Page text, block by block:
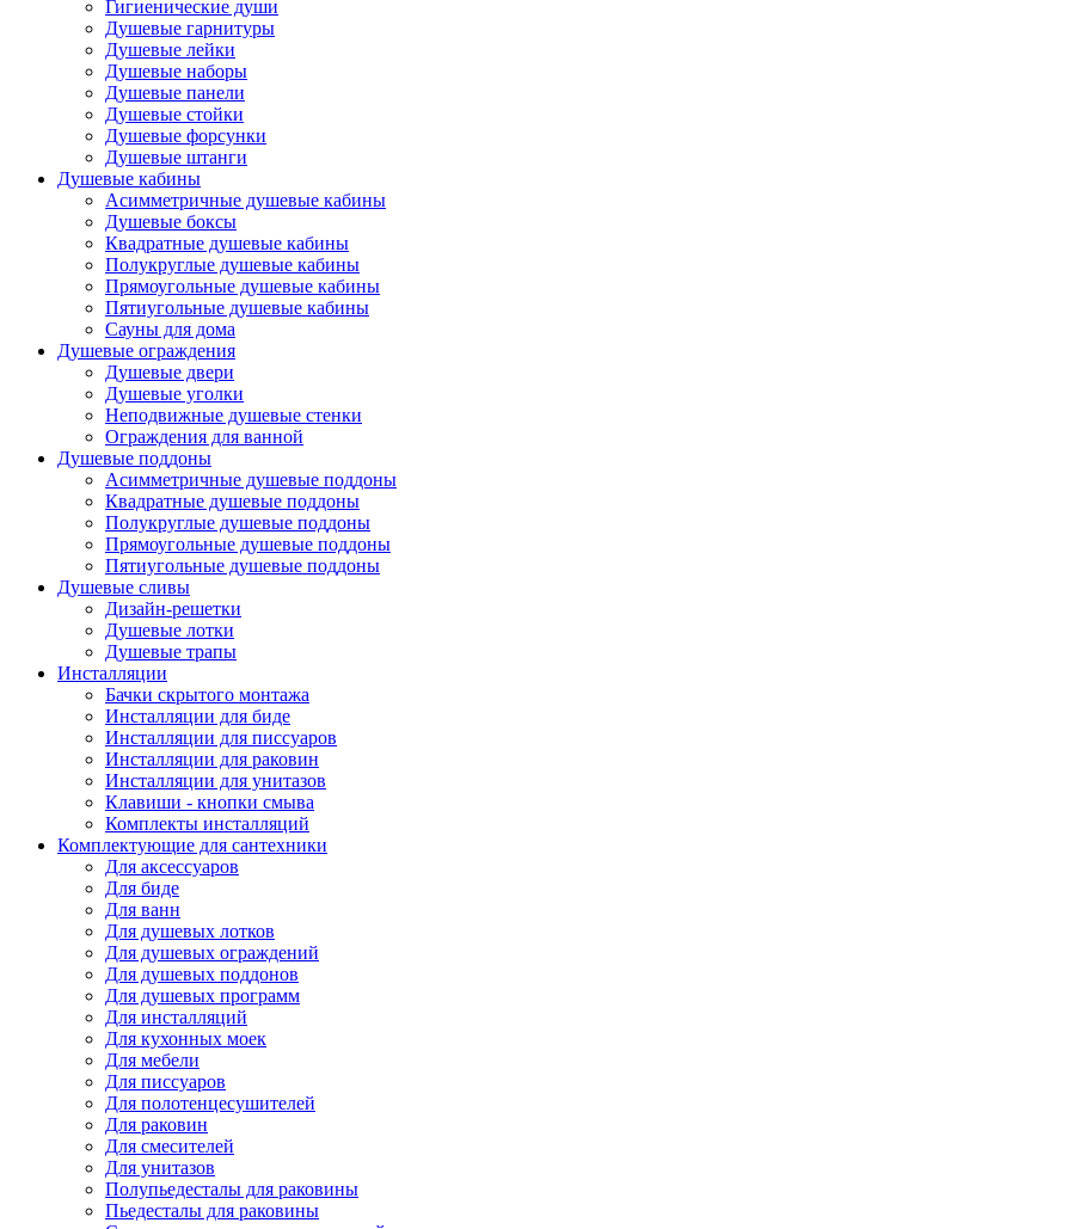
Гигиенические души
Душевые гарнитуры
Душевые лейки
Душевые наборы
Душевые панели
Душевые стойки
Душевые форсунки
Душевые штанги
Душевые кабины
Асимметричные душевые кабины
Душевые боксы
Квадратные душевые кабины
Полукруглые душевые кабины
Прямоугольные душевые кабины
Пятиугольные душевые кабины
Сауны для дома
Душевые ограждения
Душевые двери
Душевые уголки
Неподвижные душевые стенки
Ограждения для ванной
Душевые поддоны
Асимметричные душевые поддоны
Квадратные душевые поддоны
Полукруглые душевые поддоны
Прямоугольные душевые поддоны
Пятиугольные душевые поддоны
Душевые сливы
Дизайн-решетки
Душевые лотки
Душевые трапы
Инсталляции
Бачки скрытого монтажа
Инсталляции для биде
Инсталляции для писсуаров
Инсталляции для раковин
Инсталляции для унитазов
Клавиши - кнопки смыва
Комплекты инсталляций
Комплектующие для сантехники
Для аксессуаров
Для биде
Для ванн
Для душевых лотков
Для душевых ограждений
Для душевых поддонов
Для душевых программ
Для инсталляций
Для кухонных моек
Для мебели
Для писсуаров
Для полотенцесушителей
Для раковин
Для смесителей
Для унитазов
Полупьедесталы для раковины
Пьедесталы для раковины